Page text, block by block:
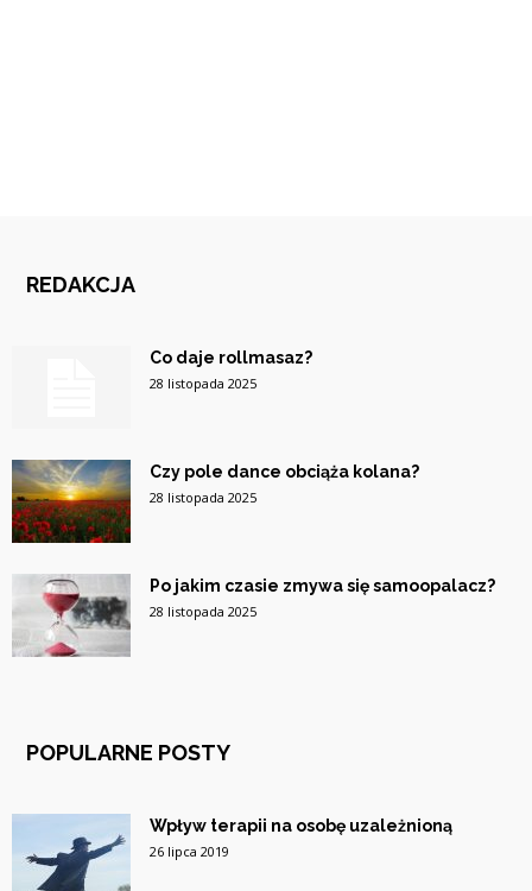
REDAKCJA
Co daje rollmasaz?
28 listopada 2025
Czy pole dance obciąża kolana?
28 listopada 2025
Po jakim czasie zmywa się samoopalacz?
28 listopada 2025
POPULARNE POSTY
Wpływ terapii na osobę uzależnioną
26 lipca 2019